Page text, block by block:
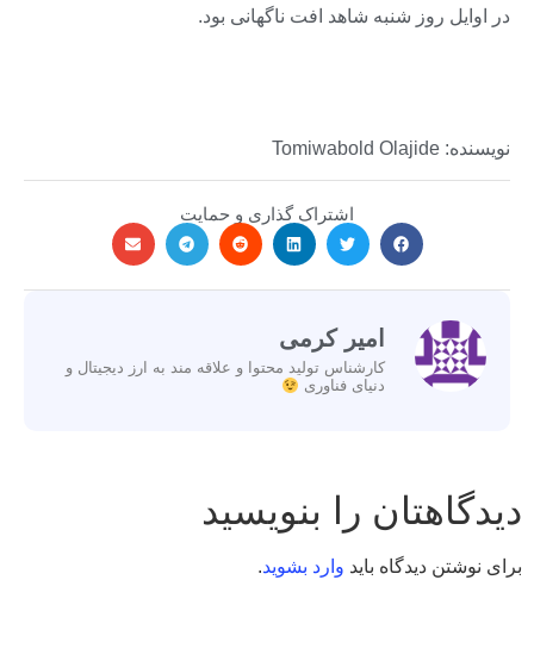
در اوایل روز شنبه شاهد افت ناگهانی بود.
نویسنده: Tomiwabold Olajide
اشتراک گذاری و حمایت
امیر کرمی
کارشناس تولید محتوا و علاقه مند به ارز دیجیتال و
دنیای فناوری
دیدگاهتان را بنویسید
برای نوشتن دیدگاه باید وارد بشوید.